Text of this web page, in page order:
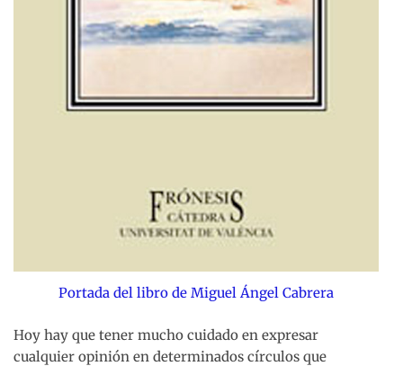
Portada del libro de Miguel Ángel Cabrera
Hoy hay que tener mucho cuidado en expresar
cualquier opinión en determinados círculos que